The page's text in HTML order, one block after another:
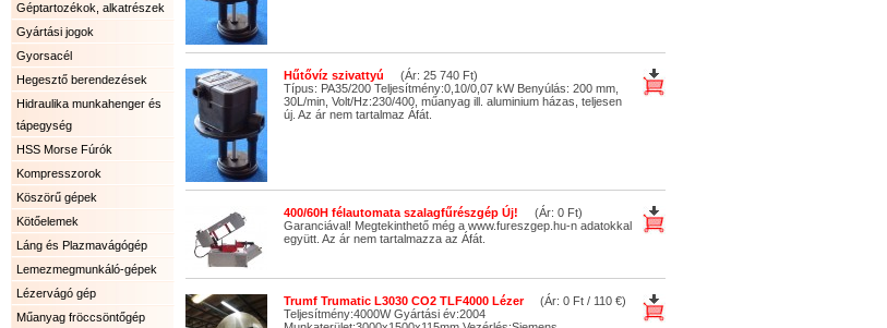
Géptartozékok, alkatrészek
Gyártási jogok
Gyorsacél
Hegesztő berendezések
Hidraulika munkahenger és
tápegység
HSS Morse Fúrók
Kompresszorok
Köszörű gépek
Kötőelemek
Láng és Plazmavágógép
Lemezmegmunkáló-gépek
Lézervágó gép
Műanyag fröccsöntőgép
Hűtővíz szivattyú (Ár: 25 740 Ft)
Típus: PA35/200 Teljesítmény:0,10/0,07 kW Benyúlás: 200 mm,
30L/min, Volt/Hz:230/400, műanyag ill. aluminium házas, teljesen
új. Az ár nem tartalmaz Áfát.
400/60H félautomata szalagfűrészgép Új! (Ár: 0 Ft)
Garanciával! Megtekinthető még a www.fureszgep.hu-n adatokkal
együtt. Az ár nem tartalmazza az Áfát.
Trumf Trumatic L3030 CO2 TLF4000 Lézer(Ár: 0 Ft / 110 €)
Teljesítmény:4000W Gyártási év:2004